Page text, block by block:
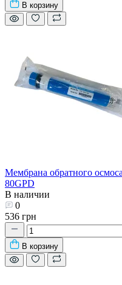
В корзину
Мембрана обратного
80GPD
В наличии
0
536 грн
В корзину